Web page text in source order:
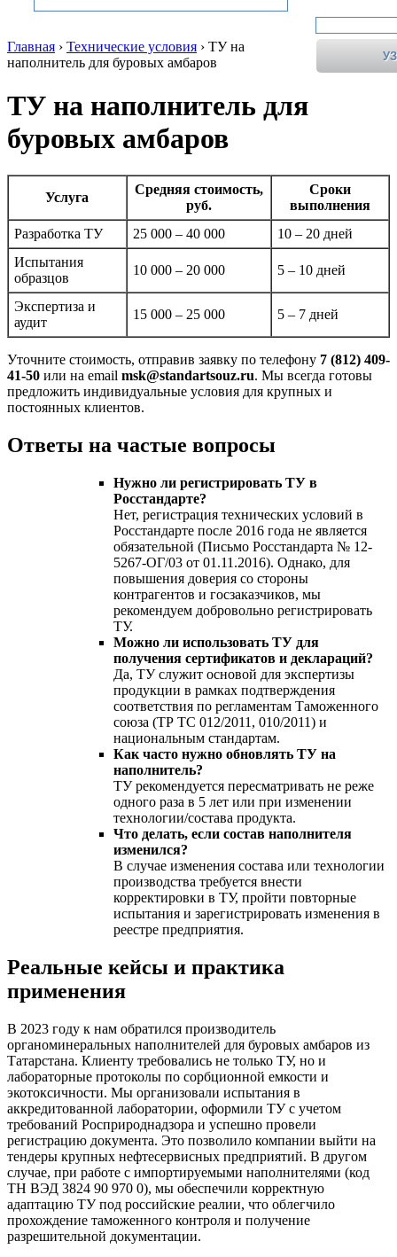
Главная › Технические условия › ТУ на
наполнитель для буровых амбаров
ТУ на наполнитель для
буровых амбаров
Услуга
Средняя стоимость,
руб.
Сроки
выполнения
Разработка ТУ
25 000 – 40 000
10 – 20 дней
Испытания
образцов
10 000 – 20 000 5 – 10 дней
Экспертиза и
аудит
15 000 – 25 000 5 – 7 дней
Уточните стоимость, отправив заявку по телефону 7 (812) 409-
41-50 или на email msk@standartsouz.ru. Мы всегда готовы
предложить индивидуальные условия для крупных и
постоянных клиентов.
Ответы на частые вопросы
Нужно ли регистрировать ТУ в
Росстандарте?
Нет, регистрация технических условий в
Росстандарте после 2016 года не является
обязательной (Письмо Росстандарта № 12-
5267-ОГ/03 от 01.11.2016). Однако, для
повышения доверия со стороны
контрагентов и госзаказчиков, мы
рекомендуем добровольно регистрировать
ТУ.
Можно ли использовать ТУ для
получения сертификатов и деклараций?
Да, ТУ служит основой для экспертизы
продукции в рамках подтверждения
соответствия по регламентам Таможенного
союза (ТР ТС 012/2011, 010/2011) и
национальным стандартам.
Как часто нужно обновлять ТУ на
наполнитель?
ТУ рекомендуется пересматривать не реже
одного раза в 5 лет или при изменении
технологии/состава продукта.
Что делать, если состав наполнителя
изменился?
В случае изменения состава или технологии
производства требуется внести
корректировки в ТУ, пройти повторные
испытания и зарегистрировать изменения в
реестре предприятия.
Реальные кейсы и практика
применения
В 2023 году к нам обратился производитель
органоминеральных наполнителей для буровых амбаров из
Татарстана. Клиенту требовались не только ТУ, но и
лабораторные протоколы по сорбционной емкости и
экотоксичности. Мы организовали испытания в
аккредитованной лаборатории, оформили ТУ с учетом
требований Росприроднадзора и успешно провели
регистрацию документа. Это позволило компании выйти на
тендеры крупных нефтесервисных предприятий. В другом
случае, при работе с импортируемыми наполнителями (код
ТН ВЭД 3824 90 970 0), мы обеспечили корректную
адаптацию ТУ под российские реалии, что облегчило
прохождение таможенного контроля и получение
разрешительной документации.